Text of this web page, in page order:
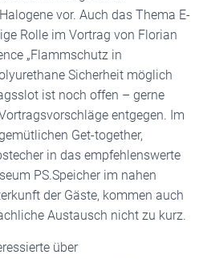
vor. Auch das Thema E-
Rolle im Vortrag von Florian
„Flammschutz in
Sicherheit möglich
ist noch offen – gerne
entgegen. Im
Get-together,
in das empfehlenswerte
PS.Speicher im nahen
der Gäste, kommen auch
Austausch nicht zu kurz.
über